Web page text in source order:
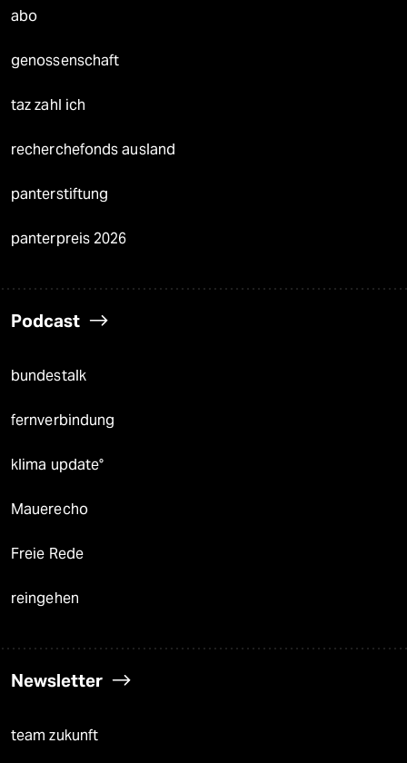
abo
genossenschaft
taz zahl ich
recherchefonds ausland
panterstiftung
panterpreis 2026
Podcast
bundestalk
fernverbindung
klima update°
Mauerecho
Freie Rede
reingehen
Newsletter
team zukunft